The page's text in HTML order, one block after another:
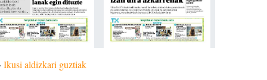
Ikusi aldizkari guztiak